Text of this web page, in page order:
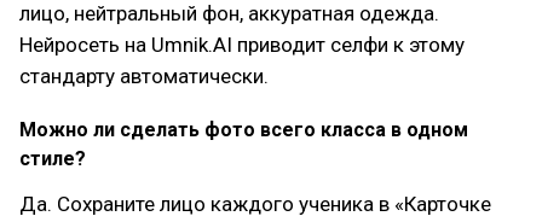
лицо, нейтральный фон, аккуратная одежда.
Нейросеть на Umnik.AI приводит селфи к этому
стандарту автоматически.
Можно ли сделать фото всего класса в одном
стиле?
Да. Сохраните лицо каждого ученика в «Карточке